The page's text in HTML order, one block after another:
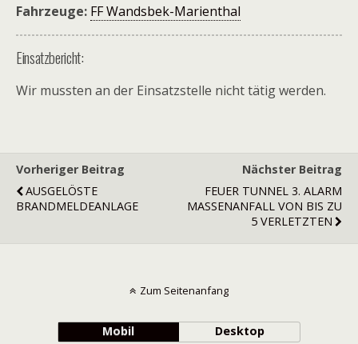
Fahrzeuge: FF Wandsbek-Marienthal
Einsatzbericht:
Wir mussten an der Einsatzstelle nicht tätig werden.
Vorheriger Beitrag
AUSGELÖSTE
BRANDMELDEANLAGE
Nächster Beitrag
FEUER TUNNEL 3. ALARM
MASSENANFALL VON BIS ZU
5 VERLETZTEN
Zum Seitenanfang
Mobil Desktop